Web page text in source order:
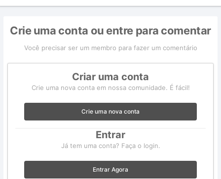
Crie uma conta ou entre para comentar
Você precisar ser um membro para fazer um comentário
Criar uma conta
Crie uma nova conta em nossa comunidade. É fácil!
Crie uma nova conta
Entrar
Já tem uma conta? Faça o login.
Entrar Agora